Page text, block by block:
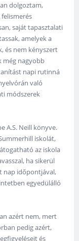
dolgoztam,
saját tapasztalati
amelyek a
és nem kényszert
még nagyobb
napi rutinná
való
módszerek
A.S. Neill könyve.
iskolát,
az iskola
ha sikerül
nap időpontjával,
egyedülálló
azért nem, mert
pedig azért,
és